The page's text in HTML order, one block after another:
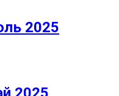
2025